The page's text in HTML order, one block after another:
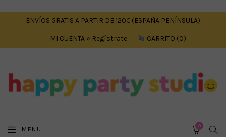
....
ENVÍOS GRATIS A PARTIR DE 120€ (ESPAÑA PENÍNSULA)
MI CUENTA » Regístrate CARRITO 0
MENU 0